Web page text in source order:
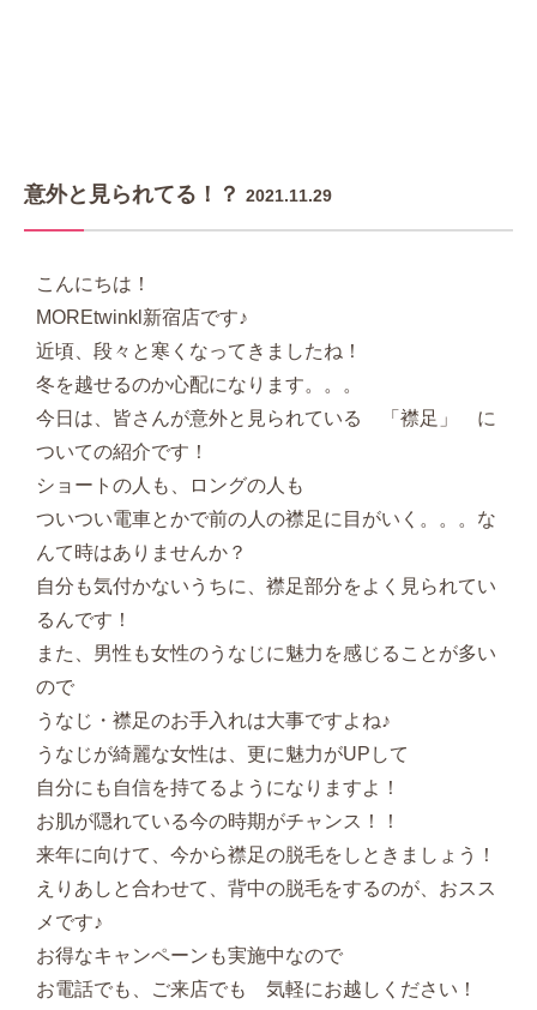
意外と見られてる！？ 2021.11.29
こんにちは！
MOREtwinkl新宿店です♪
近頃、段々と寒くなってきましたね！
冬を越せるのか心配になります。。。
今日は、皆さんが意外と見られている 「襟足」 に
ついての紹介です！
ショートの人も、ロングの人も
ついつい電車とかで前の人の襟足に目がいく。。。な
んて時はありませんか？
自分も気付かないうちに、襟足部分をよく見られてい
るんです！
また、男性も女性のうなじに魅力を感じることが多い
ので
うなじ・襟足のお手入れは大事ですよね♪
うなじが綺麗な女性は、更に魅力がUPして
自分にも自信を持てるようになりますよ！
お肌が隠れている今の時期がチャンス！！
来年に向けて、今から襟足の脱毛をしときましょう！
えりあしと合わせて、背中の脱毛をするのが、おスス
メです♪
お得なキャンペーンも実施中なので
お電話でも、ご来店でも 気軽にお越しください！